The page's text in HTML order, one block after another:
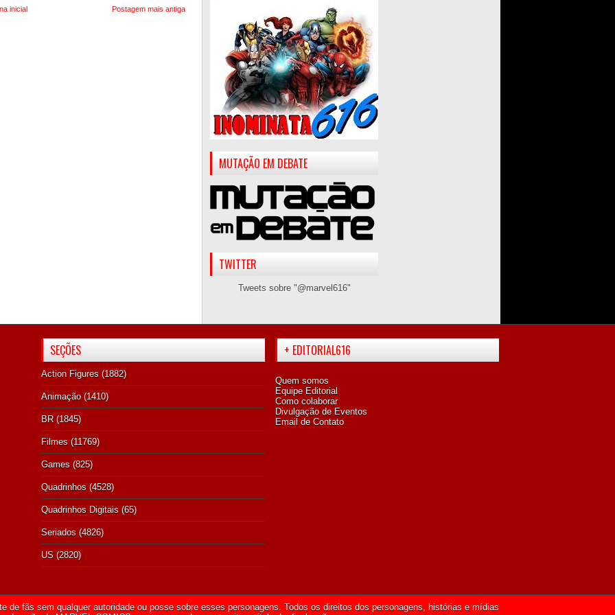
Postagem mais antiga
inicial
MUTAÇÃO EM DEBATE
TWITTER
Tweets sobre "@marvel616"
SEÇÕES
Action Figures (1882)
Animação (1410)
BR (1845)
Filmes (11769)
Games (825)
Quadrinhos (4528)
Quadrinhos Digitais (65)
Seriados (4826)
US (2820)
+ EDITORIAL616
Quem somos
Equipe Editorial
Como colaborar
Divulgação de Eventos
Email de Contato
de fãs sem qualquer autoridade ou posse sobre esses personagens. Todos os direitos dos personagens, histórias e mídias